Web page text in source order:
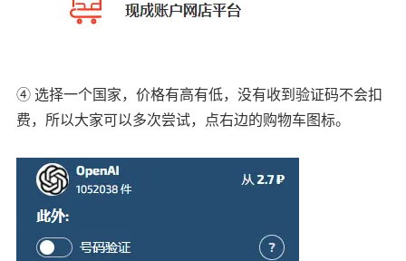
④ 选择一个国家，价格有高有低，没有收到验证码不会扣
费，所以大家可以多次尝试，点右边的购物车图标。